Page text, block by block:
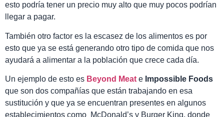
esto podría tener un precio muy alto que muy pocos podrían
llegar a pagar.
También otro factor es la escasez de los alimentos es por
esto que ya se está generando otro tipo de comida que nos
ayudará a alimentar a la población que crece cada día.
Un ejemplo de esto es Beyond Meat e Impossible Foods
que son dos compañías que están trabajando en esa
sustitución y que ya se encuentran presentes en algunos
establecimientos como McDonald’s y Burger King, donde